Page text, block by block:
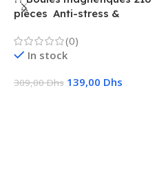
pièces  Anti-stress &
(0)
In stock
309,00Dhs 139,00 Dhs